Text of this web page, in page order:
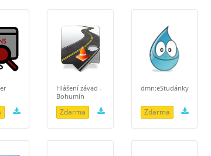
Hlášení závad -
Bohumín
Zdarma
dmn:eStudánky
Zdarma